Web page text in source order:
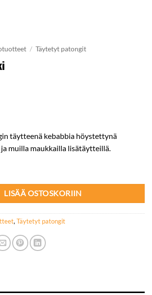
/ Täytetyt patongit
täytteenä kebabbia höystettynä
muilla maukkailla lisätäytteillä.
LISÄÄ OSTOSKORIIN
, Täytetyt patongit